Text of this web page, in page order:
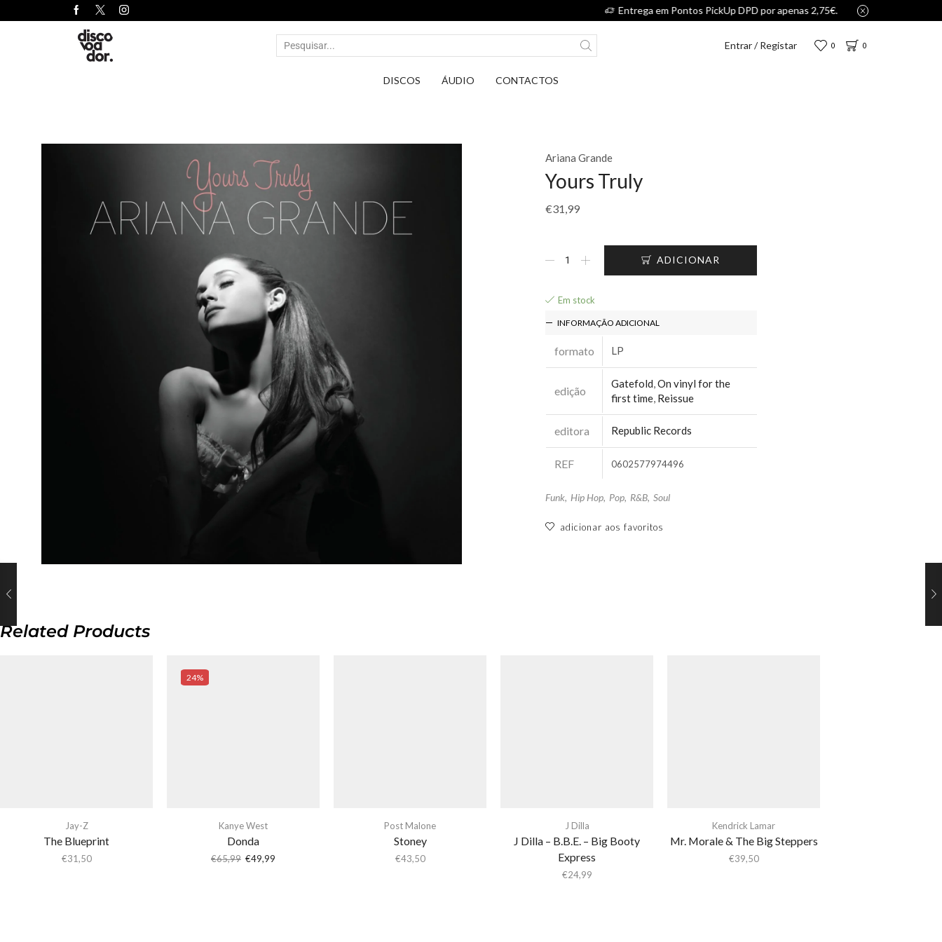
Entrega em Pontos PickUp DPD por apenas 2,75€.
Entrar / Registar 0 0
DISCOS ÁUDIO CONTACTOS
Ariana Grande
Yours Truly
€31,99
ADICIONAR
Em stock
INFORMAÇÃO ADICIONAL
formato LP
edição
Gatefold On vinyl for the
first time, Reissue
editora Republic Records
REF 0602577974496
Funk, Hip Hop, Pop, R&B, Soul
adicionar aos favoritos
Related Products
Jay-Z
The Blueprint
€31,50
24%
Kanye West
Donda
€65,99 €49,99
Post Malone
Stoney
€43,50
J Dilla
J Dilla – B.B.E. – Big Booty
Express
€24,99
Kendrick Lamar
Mr. Morale & The Big Steppers
€39,50